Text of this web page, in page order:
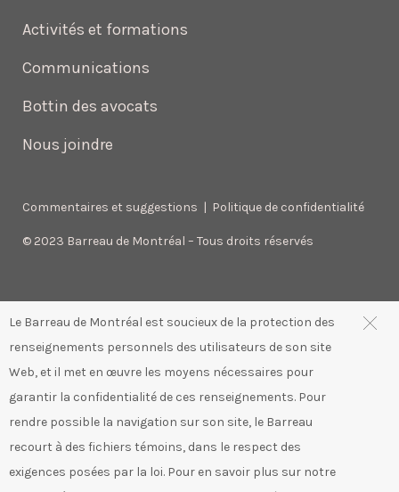
Le Barreau de Montréal est soucieux de la protection des
renseignements personnels des utilisateurs de son site
Web, et il met en œuvre les moyens nécessaires pour
garantir la confidentialité de ces renseignements. Pour
rendre possible la navigation sur son site, le Barreau
recourt à des fichiers témoins, dans le respect des
exigences posées par la loi. Pour en savoir plus sur notre
Activités et formations
Communications
Bottin des avocats
Nous joindre
Commentaires et suggestions | Politique de confidentialité
© 2023 Barreau de Montréal – Tous droits réservés